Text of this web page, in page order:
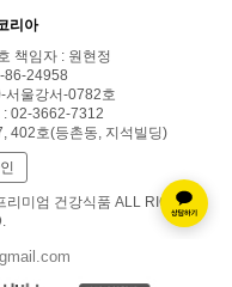
리아
책임자 : 원현정
86-24958
서울강서-0782호
: 02-3662-7312
402호(등촌동, 지석빌딩)
미엄 건강식품 ALL RIGHTS